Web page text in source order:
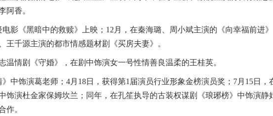
阿香。
影《黑暗中的救赎》上映；12月，在秦海璐、周小斌主演的《向幸福前进
千源主演的都市情感题材剧《买房夫妻》。
温情剧《守婚》，在剧中饰演女一号性情善良温柔的王桂英。
中饰演葛老师；4月18日，获得第1届演员行业形象金榜演员奖；7月15日，
饰演杜金家保姆坎兰；同年，在孔笙执导的古装权谋剧《琅琊榜》中饰演静
作。